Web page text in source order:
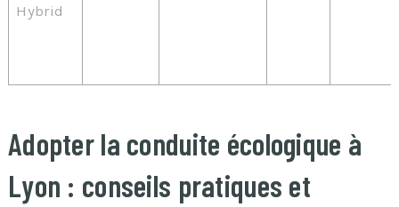
Hybrid
Adopter la conduite écologique à
Lyon : conseils pratiques et